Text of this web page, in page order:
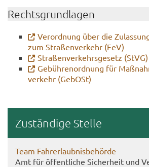
Rechts­grund­la­gen
Ver­ord­nung über die
zum Stra­ßen­ver­kehr (FeV)
Stra­ßen­ver­kehrs­ge­setz (StVG)
Ge­büh­ren­ord­nung für
ver­kehr (Ge­bOSt)
Zu­stän­di­ge Stel­le
Team Fahr­erlaub­nis­be­hör­de
Amt für öf­fent­li­che Si­cher­heit und